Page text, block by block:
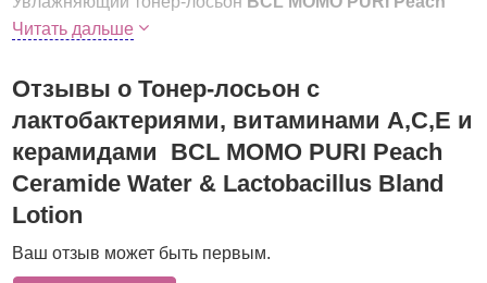
Ceramide Water & Lactobacillus Bland Lotion
Пробиотики(320 млрд. лактобактерий)
восстанавливают численность «хороших» бактерий и
гармонию в состоянии кожи, успокаивают раздражения
и покраснения.
Натуральные керамидыиз розовых персиков,
выращенных в Японии, восстанавливают защитные
Витаминный комплекс
Читать дальше
Отзывы о Тонер-лосьон с
лактобактериями, витаминами А,C,E и
керамидами BCL MOMO PURI Peach
Ceramide Water & Lactobacillus Bland
Lotion
Ваш отзыв может быть первым.